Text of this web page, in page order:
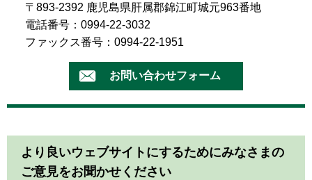
〒893-2392 鹿児島県肝属郡錦江町城元963番地
電話番号：0994-22-3032
ファックス番号：0994-22-1951
より良いウェブサイトにするためにみなさまの
ご意見をお聞かせください